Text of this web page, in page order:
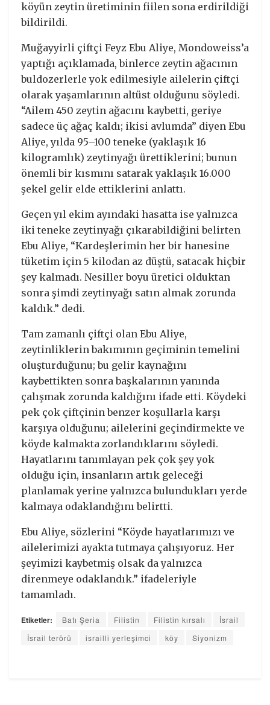
köyün zeytin üretiminin fiilen sona erdirildiği
bildirildi.
Muğayyirli çiftçi Feyz Ebu Aliye, Mondoweiss’a
yaptığı açıklamada, binlerce zeytin ağacının
buldozerlerle yok edilmesiyle ailelerin çiftçi
olarak yaşamlarının altüst olduğunu söyledi.
“Ailem 450 zeytin ağacını kaybetti, geriye
sadece üç ağaç kaldı; ikisi avlumda” diyen Ebu
Aliye, yılda 95–100 teneke (yaklaşık 16
kilogramlık) zeytinyağı ürettiklerini; bunun
önemli bir kısmını satarak yaklaşık 16.000
şekel gelir elde ettiklerini anlattı.
Geçen yıl ekim ayındaki hasatta ise yalnızca
iki teneke zeytinyağı çıkarabildiğini belirten
Ebu Aliye, “Kardeşlerimin her bir hanesine
tüketim için 5 kilodan az düştü, satacak hiçbir
şey kalmadı. Nesiller boyu üretici olduktan
sonra şimdi zeytinyağı satın almak zorunda
kaldık.” dedi.
Tam zamanlı çiftçi olan Ebu Aliye,
zeytinliklerin bakımının geçiminin temelini
oluşturduğunu; bu gelir kaynağını
kaybettikten sonra başkalarının yanında
çalışmak zorunda kaldığını ifade etti. Köydeki
pek çok çiftçinin benzer koşullarla karşı
karşıya olduğunu; ailelerini geçindirmekte ve
köyde kalmakta zorlandıklarını söyledi.
Hayatlarını tanımlayan pek çok şey yok
olduğu için, insanların artık geleceği
planlamak yerine yalnızca bulundukları yerde
kalmaya odaklandığını belirtti.
Ebu Aliye, sözlerini “Köyde hayatlarımızı ve
ailelerimizi ayakta tutmaya çalışıyoruz. Her
şeyimizi kaybetmiş olsak da yalnızca
direnmeye odaklandık.” ifadeleriyle
tamamladı.
Etiketler: Batı Şeria Filistin Filistin kırsalı
İsrail
İsrail terörü
israilli yerleşimci köy Siyonizm